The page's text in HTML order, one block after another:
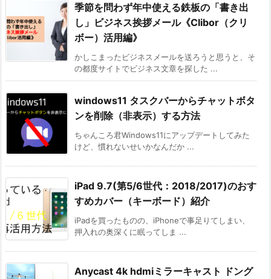
季節を問わず年中使える鉄板の「書き出
し」ビジネス挨拶メール《Clibor（クリ
ボー）活用編》
かしこまったビジネスメールを送ろうと思うと、そ
の都度サイトでビジネス文章を探した ...
windows11 タスクバーからチャットボタ
ンを削除（非表示）する方法
ちゃんころ君Windows11にアップデートしてみた
けど、慣れないせいかなんだか ...
iPad 9.7(第5/6世代：2018/2017)のおす
すめカバー（キーボード）紹介
iPadを買ったものの、iPhoneで事足りてしまい、
押入れの奥深くに眠ってしま ...
Anycast 4k hdmiミラーキャスト ドング